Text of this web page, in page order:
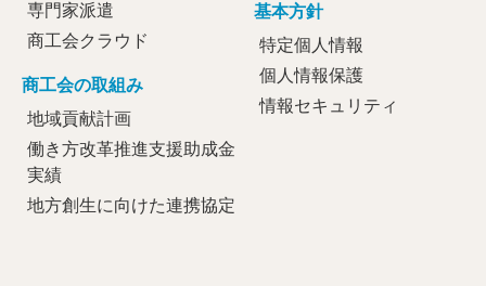
専門家派遣
商工会クラウド
商工会の取組み
地域貢献計画
働き方改革推進支援助成金
実績
地方創生に向けた連携協定
基本方針
特定個人情報
個人情報保護
情報セキュリティ